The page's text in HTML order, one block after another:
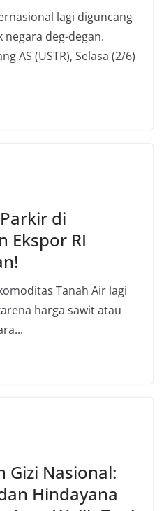
lagi diguncang
negara deg-degan.
AS (USTR), Selasa (2/6)
di
Ekspor RI
Tanah Air lagi
harga sawit atau
Gizi Nasional:
Hindayana